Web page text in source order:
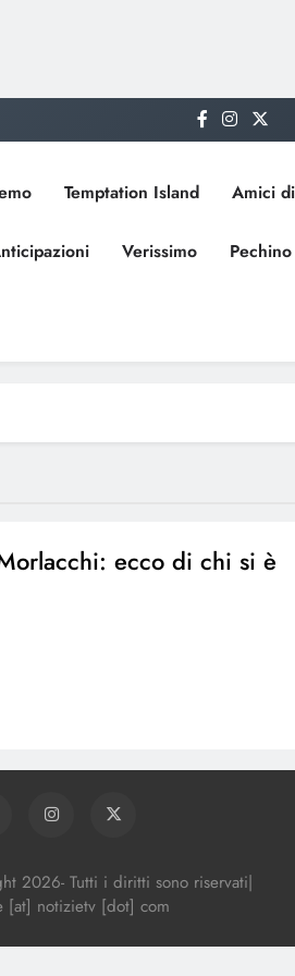
Temptation Island Amici
Verissimo
ecco di chi si è
2026- Tutti i diritti sono riservati|
[at] notizietv [dot] com